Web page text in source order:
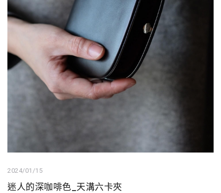
2024/01/15
迷人的深咖啡色_天溝六卡夾